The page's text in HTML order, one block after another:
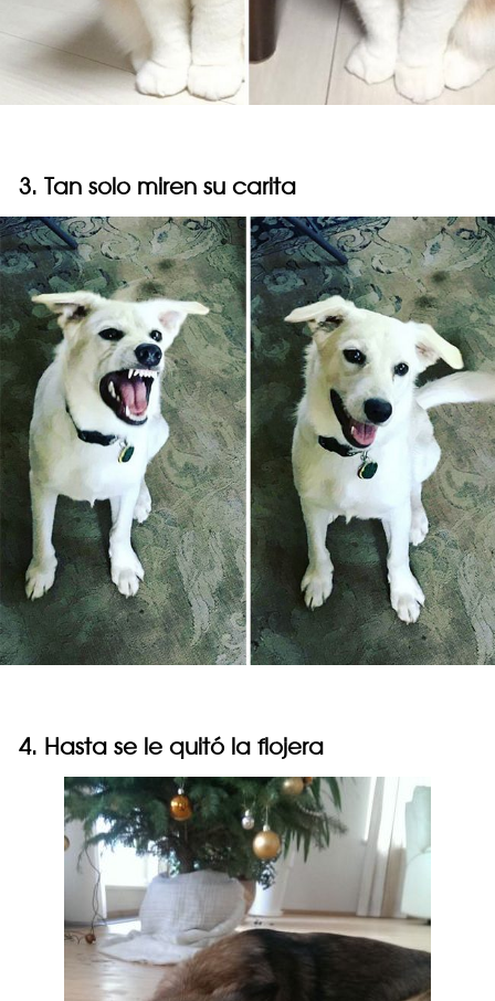
3. Tan solo miren su carita
4. Hasta se le quitó la flojera